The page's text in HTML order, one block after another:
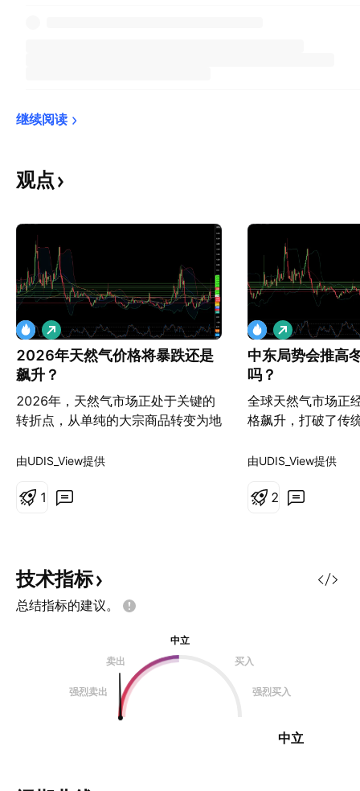
继续阅读
观点
2026年天然气价格将暴跌还是
飙升？
2026年，天然气市场正处于关键的
转折点，从单纯的大宗商品转变为地
然气（LNG）产能的大幅激增被称
格局。美国实现了创纪录的日产
亿立方米的天然气。这种充裕的供应
压低了美国国内价格，在17年间为
美国消费者节省了1.6万亿美元，并
将汽油价格推至4年来的低点。 然
而，这种供应过剩造成了一个悖论。
虽然北美生产商保持着前所未有的产
量，但随着区域市场的相互关联，全
球波动性却在加剧。卡塔尔的生产中
做
多
由UDIS_View提供
1
中东局势会推高
吗？
全球天然气市场正
格飙升，打破了传
紧张的地缘政治局
国可能直接军事介
朗能源基础设施（
气（LNG）运输的
大天然气储量并位
制了其出口能力，
对任何中断都极为
做
多
由UDIS_View提供
2
技术指标
总结指标的建议。
中立
卖出
买入
强烈卖出 强烈买入
中立